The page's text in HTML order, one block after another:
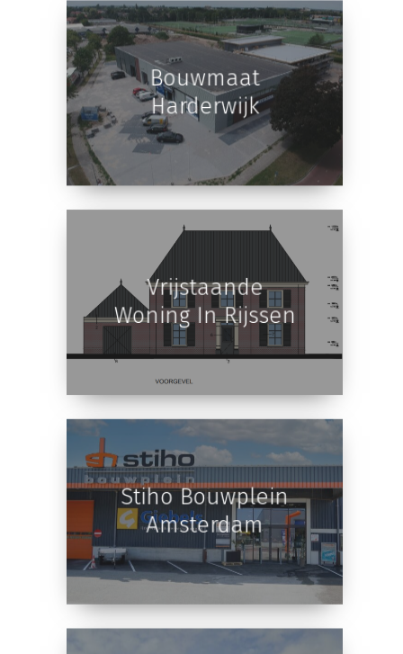
Bouwmaat
Harderwijk
Vrijstaande
Woning In Rijssen
Stiho Bouwplein
Amsterdam